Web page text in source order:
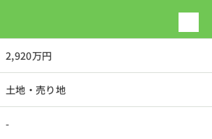
2,920万円
土地・売り地
-